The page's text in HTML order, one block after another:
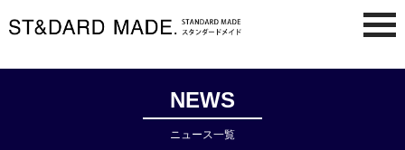
NEWS
ニュース一覧